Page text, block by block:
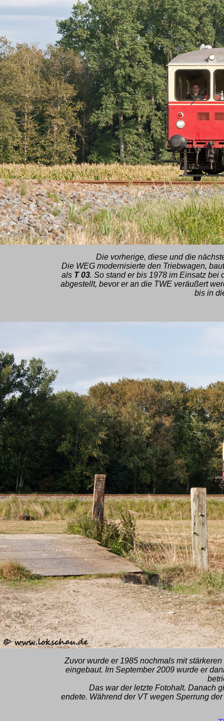
Die vorherige, diese und die
Die WEG modernisierte den Triebwagen,
als T 03. So stand er bis 1978 im Einsatz bei
abgestellt, bevor er an die TWE veräußert
bis in
Zuvor wurde er 1985 nochmals mit
eingebaut. Im September 2009 wurde er
Das war der letzte Fotohalt. Danach
endete. Während der VT wegen Sperrung